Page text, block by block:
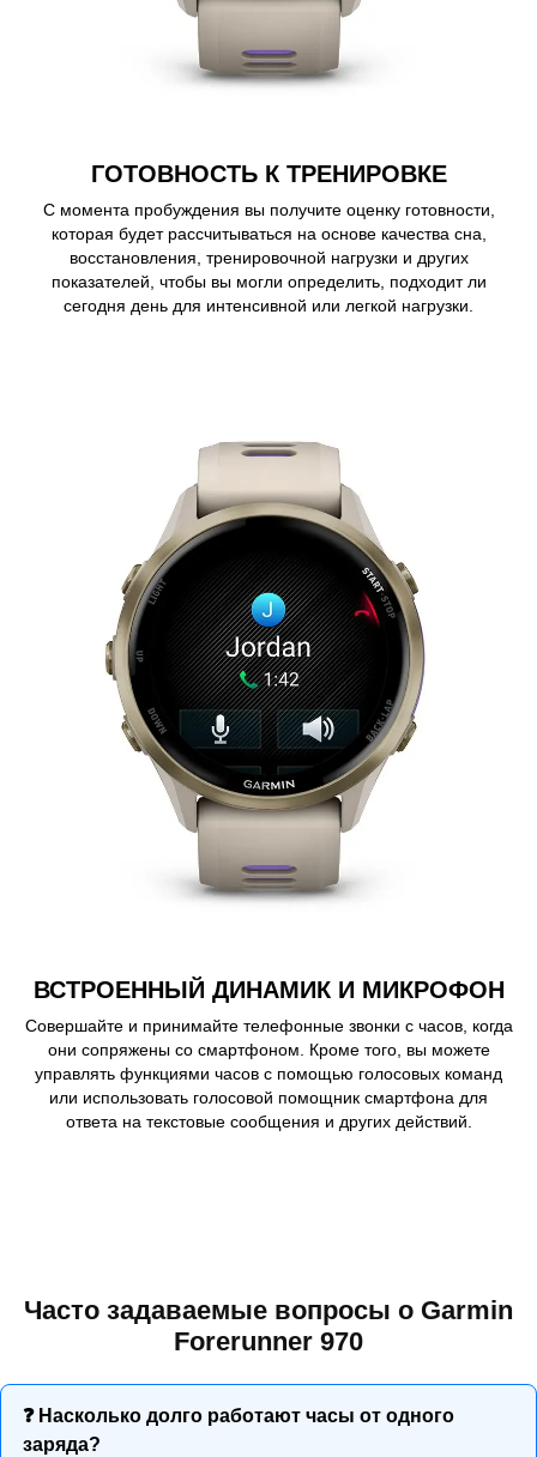
ГОТОВНОСТЬ К ТРЕНИРОВКЕ
С момента пробуждения вы получите оценку готовности,
которая будет рассчитываться на основе качества сна,
восстановления, тренировочной нагрузки и других
показателей, чтобы вы могли определить, подходит ли
сегодня день для интенсивной или легкой нагрузки.
ВСТРОЕННЫЙ ДИНАМИК И МИКРОФОН
Совершайте и принимайте телефонные звонки с часов, когда
они сопряжены со смартфоном. Кроме того, вы можете
управлять функциями часов с помощью голосовых команд
или использовать голосовой помощник смартфона для
ответа на текстовые сообщения и других действий.
Часто задаваемые вопросы о Garmin
Forerunner 970
❓ Насколько долго работают часы от одного
заряда?